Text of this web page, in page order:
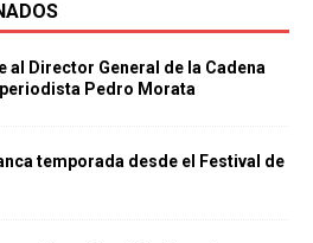
al Director General de la Cadena
Pedro Morata
temporada desde el Festival de